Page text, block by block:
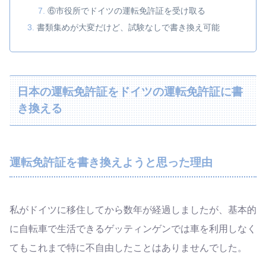
⑥市役所でドイツの運転免許証を受け取る
書類集めが大変だけど、試験なしで書き換え可能
日本の運転免許証をドイツの運転免許証に書
き換える
運転免許証を書き換えようと思った理由
私がドイツに移住してから数年が経過しましたが、基本的
に自転車で生活できるゲッティンゲンでは車を利用しなく
てもこれまで特に不自由したことはありませんでした。